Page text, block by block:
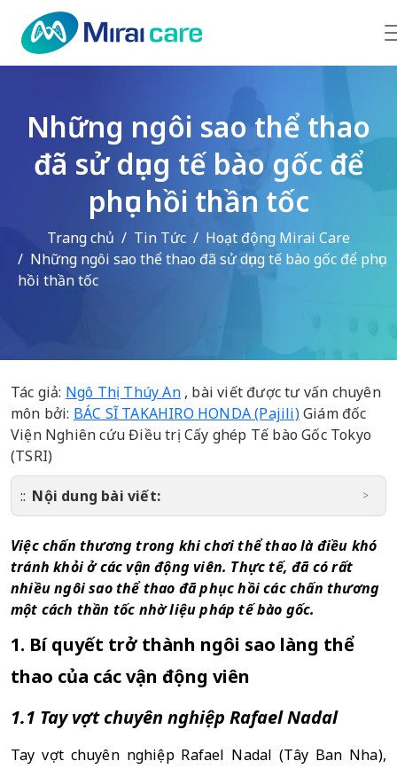
Những ngôi sao thể thao
đã sử dụng tế bào gốc để
phục hồi thần tốc
Trang chủ Tin Tức
Hoạt động Mirai Care
Những ngôi sao thể thao đã sử dụng tế bào gốc để phục
hồi thần tốc
Tác giả: Ngô Thị Thúy An, bài viết được tư vấn chuyên
môn bởi: BÁC SĨ TAKAHIRO HONDA (Pajili)Giám đốc
Viện Nghiên cứu Điều trị Cấy ghép Tế bào Gốc Tokyo
(TSRI)
Nội dung bài viết:
Việc chấn thương trong khi chơi thể thao là điều khó
tránh khỏi ở các vận động viên. Thực tế, đã có rất
nhiều ngôi sao thể thao đã phục hồi các chấn thương
một cách thần tốc nhờ liệu pháp tế bào gốc.
1. Bí quyết trở thành ngôi sao làng thể
thao của các vận động viên
1.1 Tay vợt chuyên nghiệp Rafael Nadal
Tay vợt chuyên nghiệp Rafael Nadal (Tây Ban Nha),